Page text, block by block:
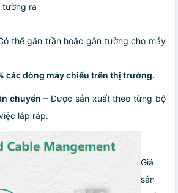
tường ra
thể gắn trần hoặc gắn tường cho máy
các dòng máy chiếu trên thị trường.
chuyển – Được sản xuất theo từng bộ
lắp ráp.
Giá
sản